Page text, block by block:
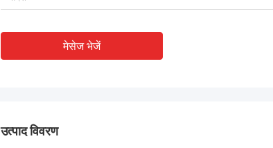
मेसेज भेजें
उत्पाद विवरण